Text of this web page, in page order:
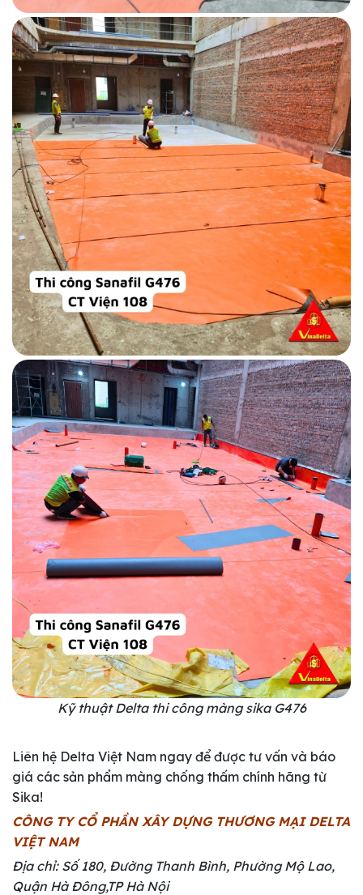
Kỹ thuật Delta thi công màng sika G476
Liên hệ Delta Việt Nam ngay để được tư vấn và báo
giá các sản phẩm màng chống thấm chính hãng từ
Sika!
CÔNG TY CỔ PHẦN XÂY DỰNG THƯƠNG MẠI DELTA
VIỆT NAM
Địa chỉ: Số 180, Đường Thanh Bình, Phường Mộ Lao,
Quận Hà Đông,TP Hà Nội